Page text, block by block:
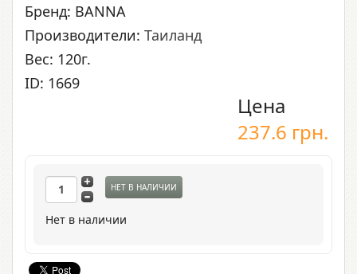
Бренд: BANNA
Производители: Таиланд
Вес: 120г.
ID: 1669
Цена
237.6 грн.
НЕТ В НАЛИЧИИ
Нет в наличии